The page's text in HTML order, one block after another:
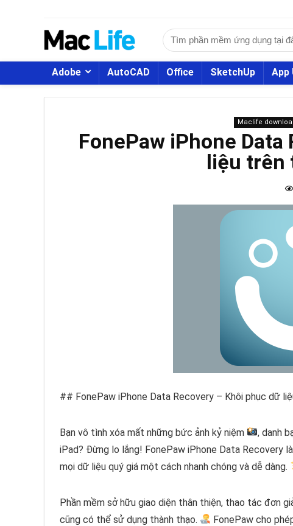
Adobe AutoCAD Office SketchUp App
Maclife
FonePaw iPhone
liệu trên
## FonePaw iPhone Data Recovery – Khôi phục dữ
Bạn vô tình xóa mất những bức ảnh kỷ niệm , danh
iPad? Đừng lo lắng! FonePaw iPhone Data Recovery
mọi dữ liệu quý giá một cách nhanh chóng và dễ dàng.
Phần mềm sở hữu giao diện thân thiện, thao tác đơn
cũng có thể sử dụng thành thạo.
FonePaw cho